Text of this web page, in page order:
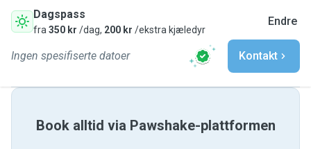
Dagspass
fra 350 kr /dag, 200 kr /ekstra kjæledyr
Endre
Ingen spesifiserte datoer Kontakt
Book alltid via Pawshake-plattformen